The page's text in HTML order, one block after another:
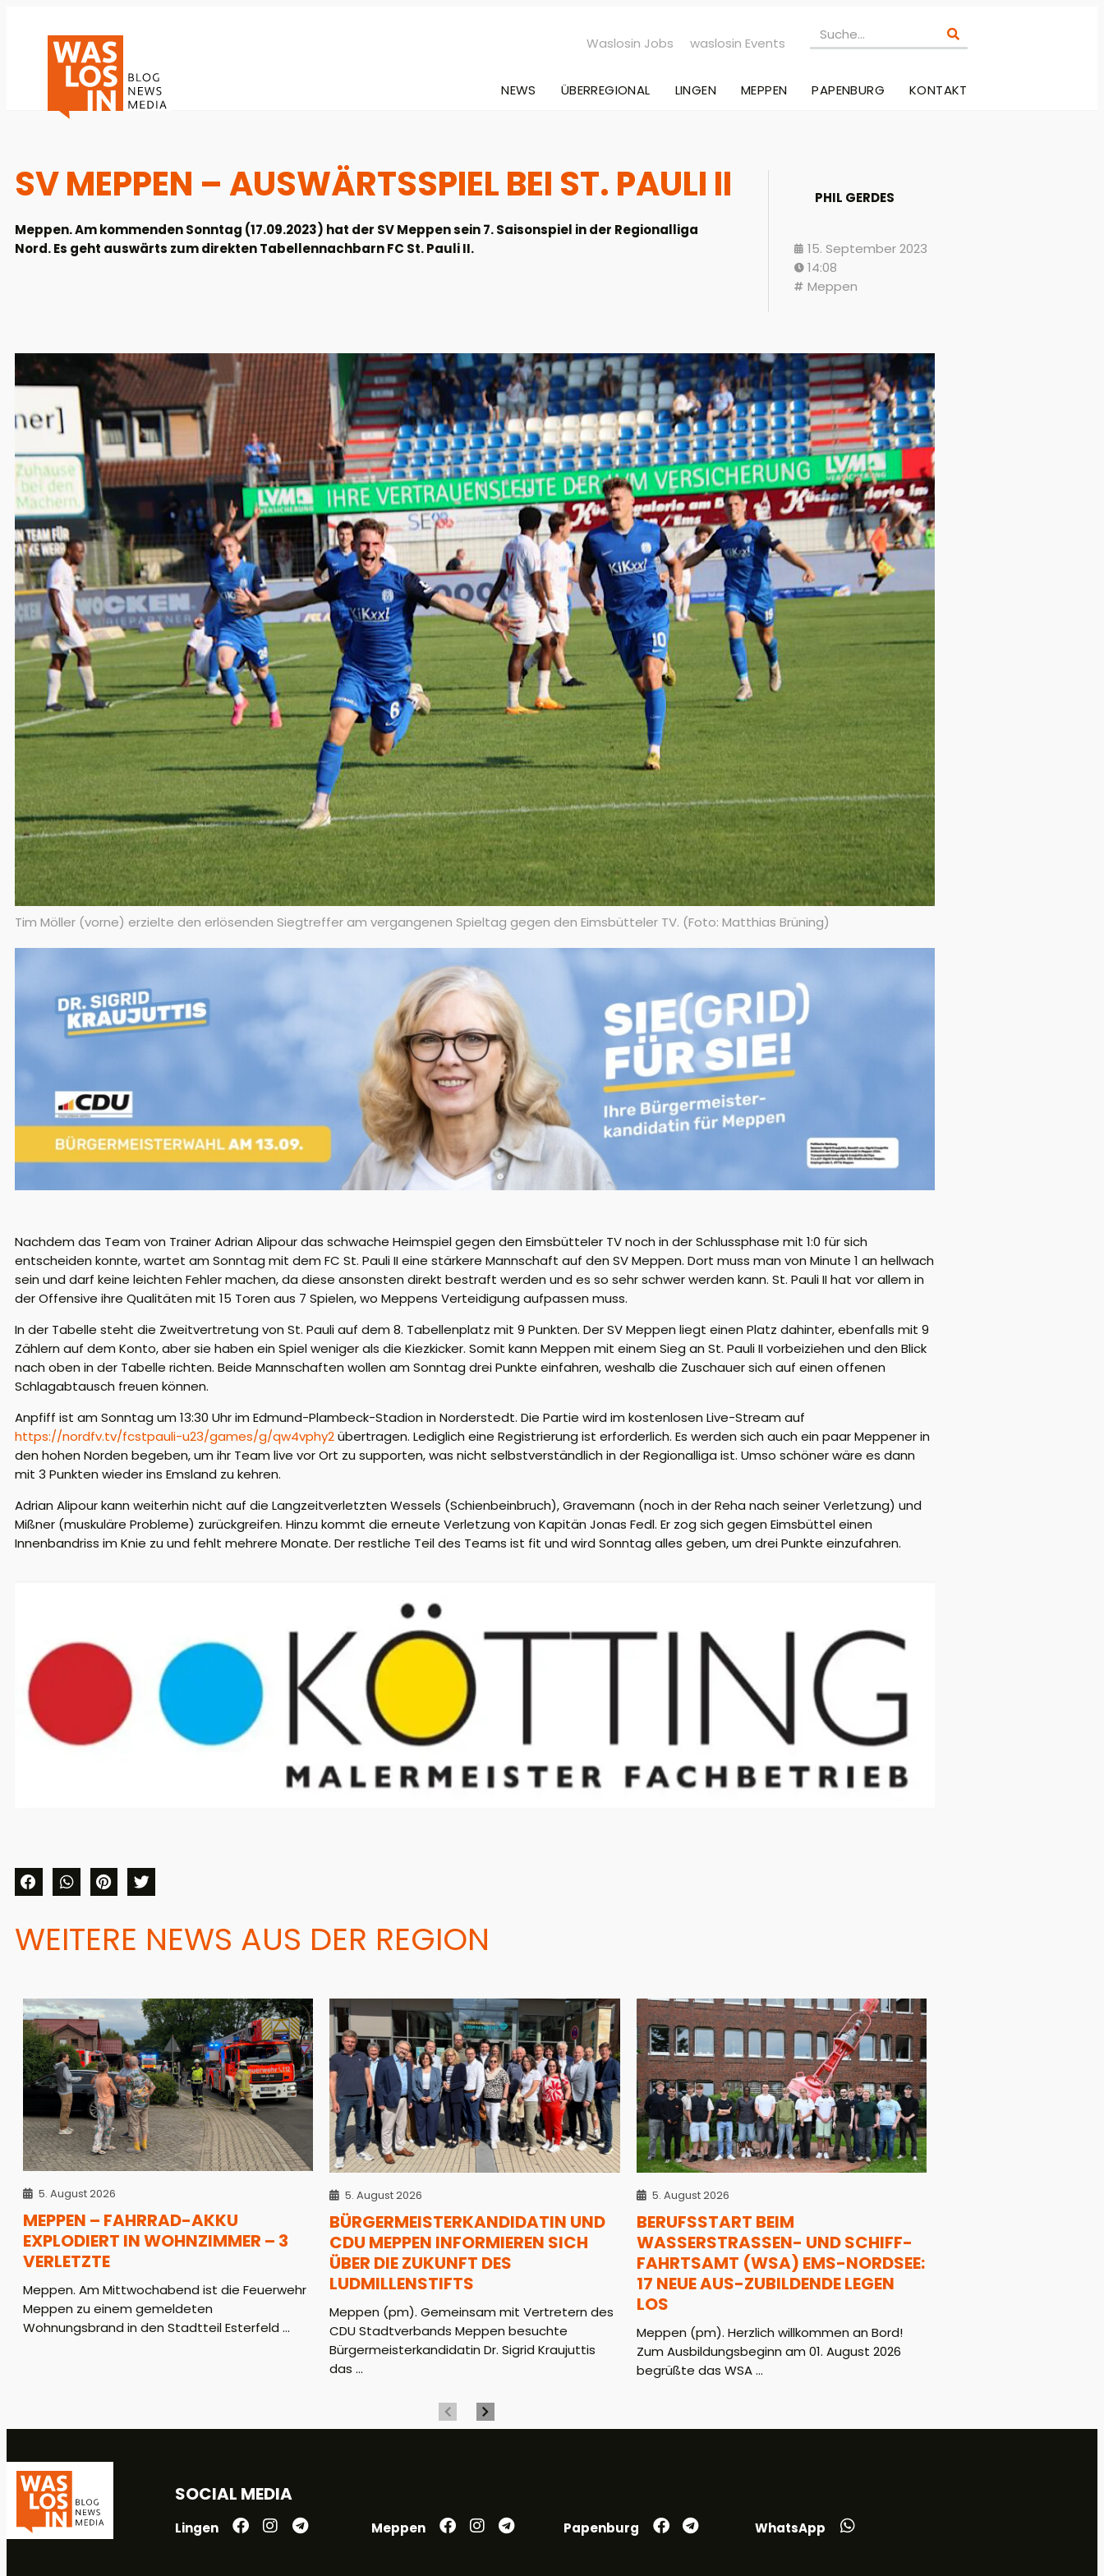
Waslosin Jobs waslosin Events
NEWS ÜBERREGIONAL LINGEN MEPPEN PAPENBURG KONTAKT
SV MEPPEN – AUSWÄRTSSPIEL BEI ST. PAULI II
Meppen. Am kommenden Sonntag (17.09.2023) hat der SV Meppen sein 7. Saisonspiel in der Regionalliga
Nord. Es geht auswärts zum direkten Tabellennachbarn FC St. Pauli II.
PHIL GERDES
15. September 2023
14:08
Meppen
Tim Möller (vorne) erzielte den erlösenden Siegtreffer am vergangenen Spieltag gegen den Eimsbütteler TV. (Foto: Matthias Brüning)
Nachdem das Team von Trainer Adrian Alipour das schwache Heimspiel gegen den Eimsbütteler TV noch in der Schlussphase mit 1:0 für sich
entscheiden konnte, wartet am Sonntag mit dem FC St. Pauli II eine stärkere Mannschaft auf den SV Meppen. Dort muss man von Minute 1 an hellwach
sein und darf keine leichten Fehler machen, da diese ansonsten direkt bestraft werden und es so sehr schwer werden kann. St. Pauli II hat vor allem in
der Offensive ihre Qualitäten mit 15 Toren aus 7 Spielen, wo Meppens Verteidigung aufpassen muss.
In der Tabelle steht die Zweitvertretung von St. Pauli auf dem 8. Tabellenplatz mit 9 Punkten. Der SV Meppen liegt einen Platz dahinter, ebenfalls mit 9
Zählern auf dem Konto, aber sie haben ein Spiel weniger als die Kiezkicker. Somit kann Meppen mit einem Sieg an St. Pauli II vorbeiziehen und den Blick
nach oben in der Tabelle richten. Beide Mannschaften wollen am Sonntag drei Punkte einfahren, weshalb die Zuschauer sich auf einen offenen
Schlagabtausch freuen können.
Anpfiff ist am Sonntag um 13:30 Uhr im Edmund-Plambeck-Stadion in Norderstedt. Die Partie wird im kostenlosen Live-Stream auf
https://nordfv.tv/fcstpauli-u23/games/g/qw4vphy2übertragen. Lediglich eine Registrierung ist erforderlich. Es werden sich auch ein paar Meppener in
den hohen Norden begeben, um ihr Team live vor Ort zu supporten, was nicht selbstverständlich in der Regionalliga ist. Umso schöner wäre es dann
mit 3 Punkten wieder ins Emsland zu kehren.
Adrian Alipour kann weiterhin nicht auf die Langzeitverletzten Wessels (Schienbeinbruch), Gravemann (noch in der Reha nach seiner Verletzung) und
Mißner (muskuläre Probleme) zurückgreifen. Hinzu kommt die erneute Verletzung von Kapitän Jonas Fedl. Er zog sich gegen Eimsbüttel einen
Innenbandriss im Knie zu und fehlt mehrere Monate. Der restliche Teil des Teams ist fit und wird Sonntag alles geben, um drei Punkte einzufahren.
WEITERE NEWS AUS DER REGION
5. August 2026
MEPPEN – FAHRRAD-AKKU
EXPLODIERT IN WOHNZIMMER – 3
VERLETZTE
Meppen. Am Mittwochabend ist die Feuerwehr
Meppen zu einem gemeldeten
Wohnungsbrand in den Stadtteil Esterfeld ...
5. August 2026
BÜRGERMEISTERKANDIDATIN UND
CDU MEPPEN INFORMIEREN SICH
ÜBER DIE ZUKUNFT DES
LUDMILLENSTIFTS
Meppen (pm). Gemeinsam mit Vertretern des
CDU Stadtverbands Meppen besuchte
Bürgermeisterkandidatin Dr. Sigrid Kraujuttis
das ...
5. August 2026
BERUFSSTART BEIM
WASSERSTRASSEN- UND SCHIFF-F
AHRTSAMT (WSA) EMS-NORDSEE: 1
7 NEUE AUS-ZUBILDENDE LEGEN L
OS
Meppen (pm). Herzlich willkommen an Bord!
Zum Ausbildungsbeginn am 01. August 2026
begrüßte das WSA ...
SOCIAL MEDIA
Lingen Meppen Papenburg WhatsApp